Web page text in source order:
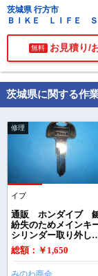
茨城県 行方市
ＢＩＫＥ ＬＩＦＥ
無料 お見積り/
茨城県に関する作
修理
イブ
通販 ホンダイブ
紛失のためメインキ
シリンダー取り外して
ケタ打刻番号お知らせ
いただきました キー
総額：￥1,650
みのわ商会